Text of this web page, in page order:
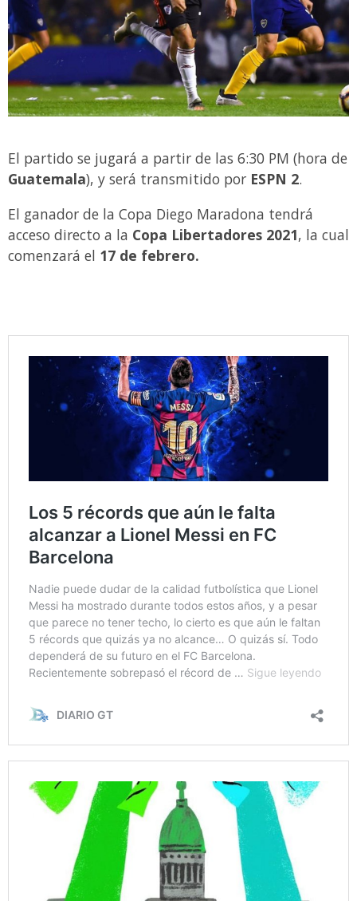
El partido se jugará a partir de las 6:30 PM (hora de
Guatemala), y será transmitido por ESPN 2.
El ganador de la Copa Diego Maradona tendrá
acceso directo a la Copa Libertadores 2021, la cual
comenzará el 17 de febrero.